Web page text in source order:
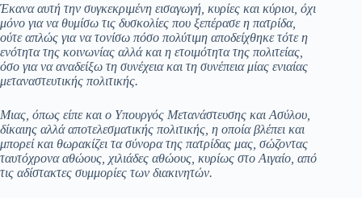
Έκανα αυτή την συγκεκριμένη εισαγωγή, κυρίες και κύριοι, όχι
μόνο για να θυμίσω τις δυσκολίες που ξεπέρασε η πατρίδα,
ούτε απλώς για να τονίσω πόσο πολύτιμη αποδείχθηκε τότε η
ενότητα της κοινωνίας αλλά και η ετοιμότητα της πολιτείας,
όσο για να αναδείξω τη συνέχεια και τη συνέπεια μίας ενιαίας
μεταναστευτικής πολιτικής.
Μιας, όπως είπε και ο Υπουργός Μετανάστευσης και Ασύλου,
δίκαιης αλλά αποτελεσματικής πολιτικής, η οποία βλέπει και
μπορεί και θωρακίζει τα σύνορα της πατρίδας μας, σώζοντας
ταυτόχρονα αθώους, χιλιάδες αθώους, κυρίως στο Αιγαίο, από
τις αδίστακτες συμμορίες των διακινητών.